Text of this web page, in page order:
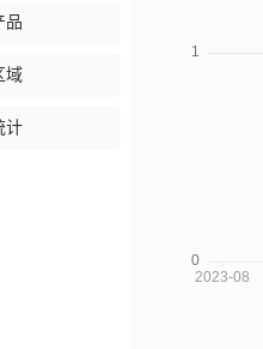
品
域
计